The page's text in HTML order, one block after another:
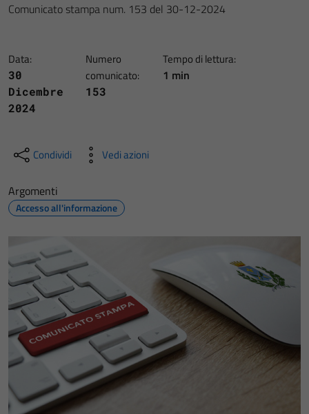
Comunicato stampa num. 153 del 30-12-2024
Data:
30
Dicembre
2024
Numero
comunicato:
153
Tempo di lettura:
1 min
Condividi Vedi azioni
Argomenti
Accesso all'informazione